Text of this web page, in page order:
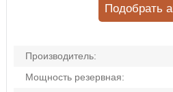
Производитель:
Мощность резервная:
Подобрать